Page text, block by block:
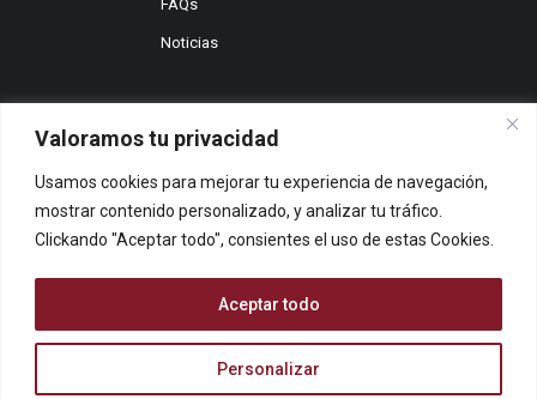
Valoramos tu privacidad
Usamos cookies para mejorar tu experiencia de navegación,
mostrar contenido personalizado, y analizar tu tráfico.
Clickando "Aceptar todo", consientes el uso de estas Cookies.
Personalizar
Aceptar todo
FAQs
Noticias
¿Te podemos ayudar?
Queremos saber tu opinión